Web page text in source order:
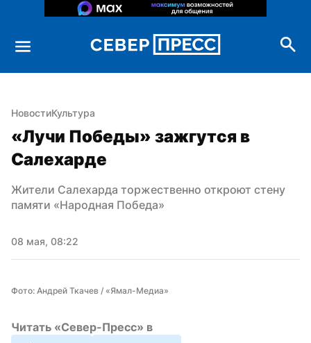
НовостиКультура
«Лучи Победы» зажгутся в
Салехарде
Жители Салехарда торжественно откроют стену
памяти «Народная Победа»
08 мая, 08:22
Фото: Андрей Ткачев / «Ямал-Медиа»
Читать «Север-Пресс» в